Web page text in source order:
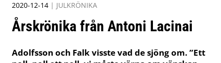
2020-12-14 | JULKRÖNIKA
Årskrönika från Antoni Lacinai
Adolfsson och Falk visste vad de sjöng om. ”Ett